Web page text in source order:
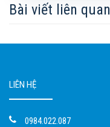
Bài viết liên quan
LIÊN HỆ
0984.022.087